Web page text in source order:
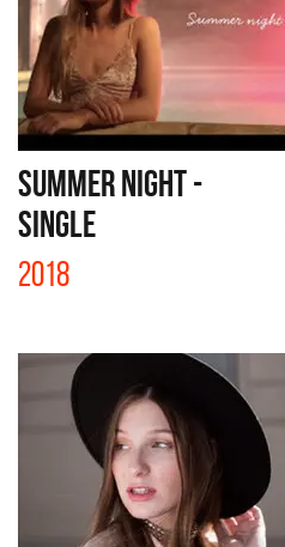
SUMMER NIGHT -
SINGLE
2018